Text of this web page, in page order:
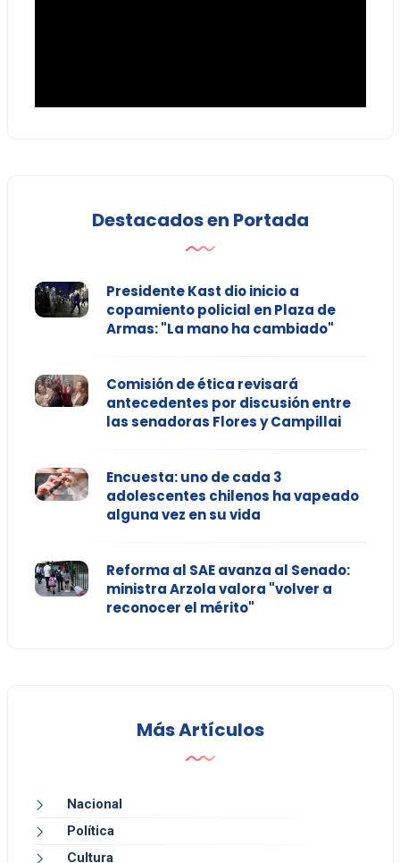
Destacados en Portada
Presidente Kast dio inicio a
copamiento policial en Plaza de
Armas: "La mano ha cambiado"
Comisión de ética revisará
antecedentes por discusión entre
las senadoras Flores y Campillai
Encuesta: uno de cada 3
adolescentes chilenos ha vapeado
alguna vez en su vida
Reforma al SAE avanza al Senado:
ministra Arzola valora "volver a
reconocer el mérito"
Más Artículos
Nacional
Política
Cultura